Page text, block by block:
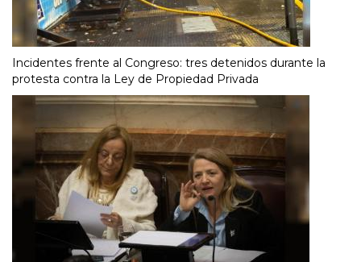
Incidentes frente al Congreso: tres detenidos durante la
protesta contra la Ley de Propiedad Privada